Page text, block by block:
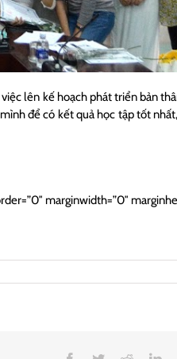
lên kế hoạch phát triển bản
để có kết quả học tập tốt
marginwidth=”0″